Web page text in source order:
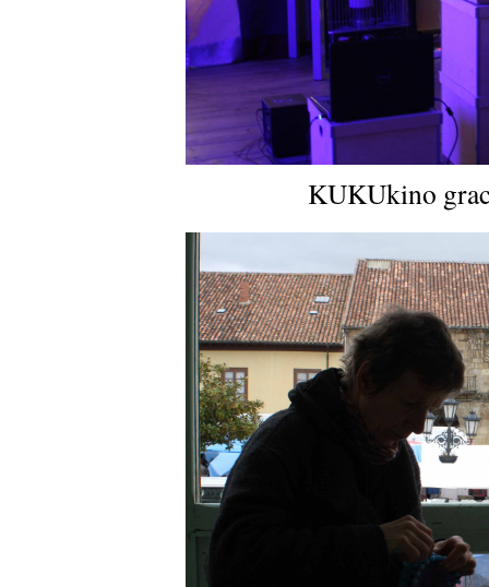
KUKUkino